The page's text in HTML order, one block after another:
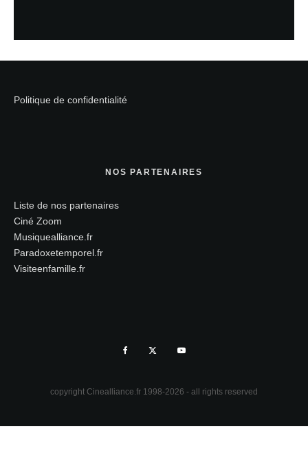
Politique de confidentialité
NOS PARTENAIRES
Liste de nos partenaires
Ciné Zoom
Musiquealliance.fr
Paradoxetemporel.fr
Visiteenfamille.fr
copyright Cinealliance.fr 1998-2026 - all rights reserved